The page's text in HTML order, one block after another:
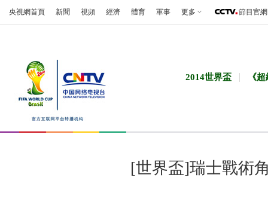
央視網首頁 新聞 視頻 經濟 體育 軍事 更多 節目官網
2014世界盃 《
[世界盃]瑞士戰術